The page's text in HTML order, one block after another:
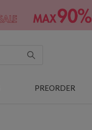
PREORDER